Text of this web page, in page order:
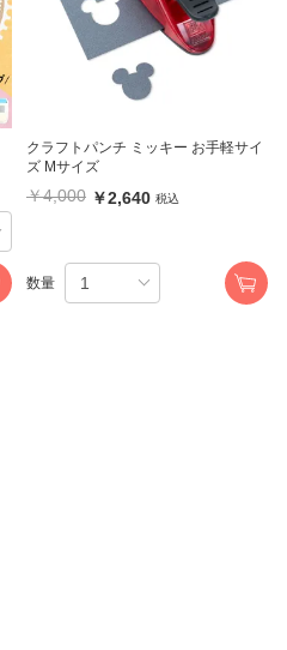
クラフトパンチ ミッキー お手軽サイ
ズ Mサイズ
￥4,000 ￥2,640 税込
数量